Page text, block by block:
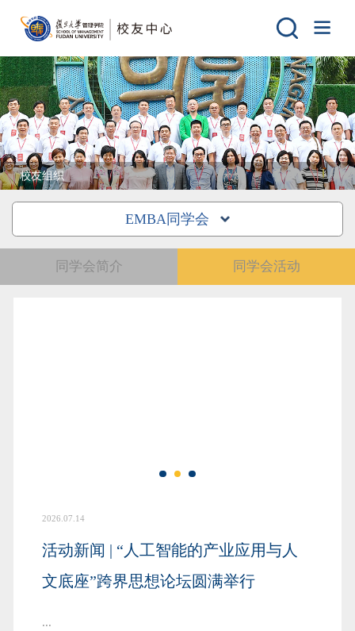
校友组织
EMBA同学会
同学会简介 同学会活动
2026.07.14
活动新闻 | “人工智能的产业应用与人
文底座”跨界思想论坛圆满举行
...